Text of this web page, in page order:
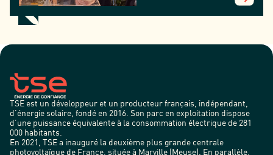
agriculteurs
TSE est un développeur et un producteur français, indépendant,
d’énergie solaire, fondé en 2016. Son parc en exploitation dispose
d’une puissance équivalente à la consommation électrique de 281
000 habitants.
En 2021, TSE a inauguré la deuxième plus grande centrale
photovoltaïque de France, située à Marville (Meuse). En parallèle,